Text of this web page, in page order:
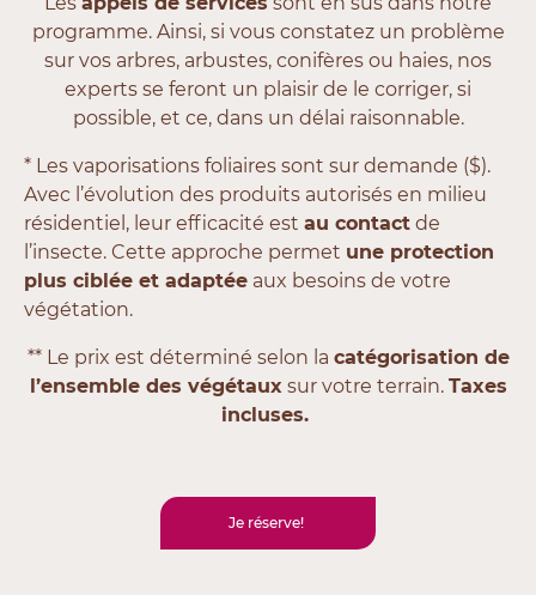
programme. Ainsi, si vous constatez un problème
sur vos arbres, arbustes, conifères ou haies, nos
experts se feront un plaisir de le corriger, si
possible, et ce, dans un délai raisonnable.
* Les vaporisations foliaires sont sur demande ($).
Avec l’évolution des produits autorisés en milieu
résidentiel, leur efficacité est au contact de
l’insecte. Cette approche permet une protection
plus ciblée et adaptée aux besoins de votre
végétation.
** Le prix est déterminé selon la catégorisation de
l’ensemble des végétauxsur votre terrain. Taxes
incluses.
Je réserve!